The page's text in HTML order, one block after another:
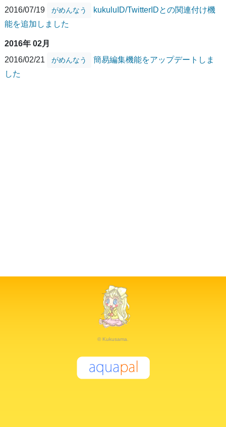
2016/07/19
がめんなう
kukuluID/TwitterIDとの関連付け機
能を追加しました
2016年 02月
2016/02/21
がめんなう
簡易編集機能をアップデートしま
した
© Kukusama.